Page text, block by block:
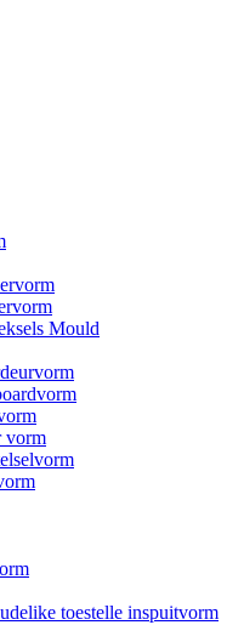
Mould
vorm
toestelle inspuitvorm